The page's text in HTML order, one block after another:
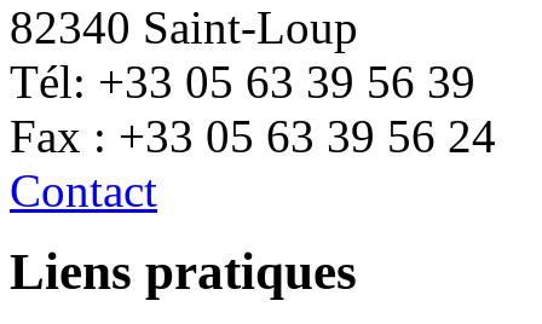
82340 Saint-Loup
Tél: +33 05 63 39 56 39
Fax : +33 05 63 39 56 24
Contact
Liens pratiques